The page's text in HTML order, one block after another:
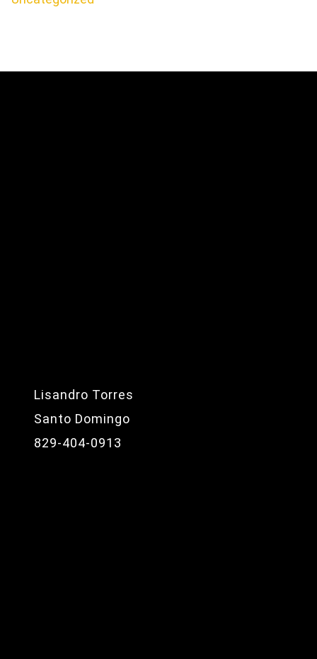
Lisandro Torres
Santo Domingo
829-404-0913